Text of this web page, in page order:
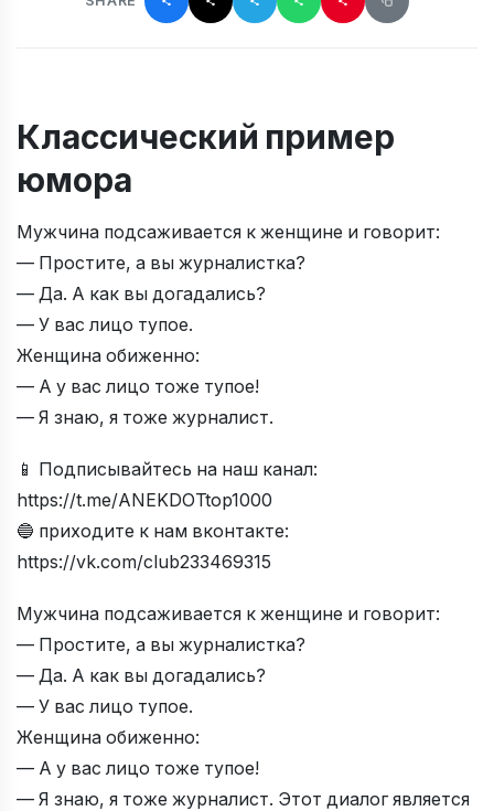
Классический пример
юмора
Мужчина подсаживается к женщине и говорит:
— Простите, а вы журналистка?
— Да. А как вы догадались?
— У вас лицо тупое.
Женщина обиженно:
— А у вас лицо тоже тупое!
— Я знаю, я тоже журналист.
📱 Подписывайтесь на наш канал:
https://t.me/ANEKDOTtop1000
🔵 приходите к нам вконтакте:
https://vk.com/club233469315
Мужчина подсаживается к женщине и говорит:
— Простите, а вы журналистка?
— Да. А как вы догадались?
— У вас лицо тупое.
Женщина обиженно:
— А у вас лицо тоже тупое!
— Я знаю, я тоже журналист. Этот диалог является